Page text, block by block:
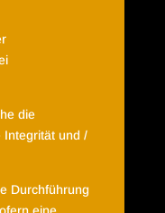
die
Integrität und /
Durchführung